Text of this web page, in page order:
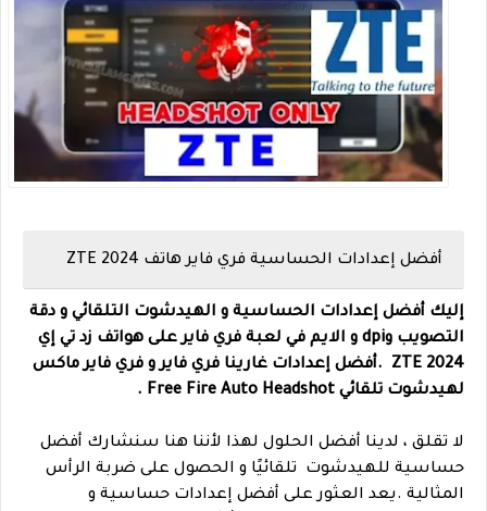
أفضل إعدادات الحساسية فري فاير هاتف ZTE 2024
إليك أفضل إعدادات الحساسية و الهيدشوت التلقائي و دقة
التصويب وdpi و الايم في لعبة فري فاير على
هواتف زد تي إي
2024 ZTE .أفضل إعدادات غارينا فري فاير و فري فاير ماكس
لهيدشوت تلقائي Free Fire Auto Headshot .
لا تقلق ، لدينا أفضل الحلول لهذا لأننا هنا سنشارك أفضل
حساسية للهيدشوت تلقائيًا و الحصول على ضربة الرأس
المثالية .يعد العثور على أفضل إعدادات حساسية و